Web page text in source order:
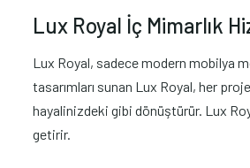
Lux Royal İç Mimarlık
Lux Royal, sadece modern mobilya
tasarımları sunan Lux Royal, her
hayalinizdeki gibi dönüştürür. Lux
getirir.